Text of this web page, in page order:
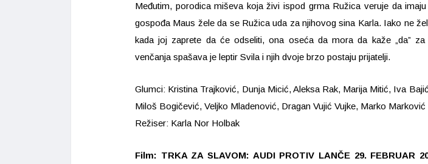
Međutim, porodica miševa koja živi ispod grma Ružica veruje da
gospođa Maus žele da se Ružica uda za njihovog sina Karla. Iako ne
kada joj zaprete da će odseliti, ona oseća da mora da kaže „da”
venčanja spašava je leptir Svila i njih dvoje brzo postaju prijatelji.
Glumci: Kristina Trajković, Dunja Micić, Aleksa Rak, Marija Mitić, Iva
Miloš Bogičević, Veljko Mladenović, Dragan Vujić Vujke, Marko Marković
Režiser: Karla Nor Holbak
Film: TRKA ZA SLAVOM: AUDI PROTIV LANČE 29. FEBRUAR